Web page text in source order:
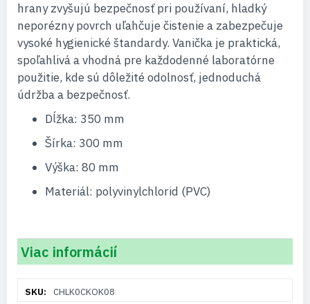
hrany zvyšujú bezpečnosť pri používaní, hladký
neporézny povrch uľahčuje čistenie a zabezpečuje
vysoké hygienické štandardy. Vanička je praktická,
spoľahlivá a vhodná pre každodenné laboratórne
použitie, kde sú dôležité odolnosť, jednoduchá
údržba a bezpečnosť.
Dĺžka: 350 mm
Šírka: 300 mm
Výška: 80 mm
Materiál: polyvinylchlorid (PVC)
Viac informácií
informáciíCHLK0CKOK08